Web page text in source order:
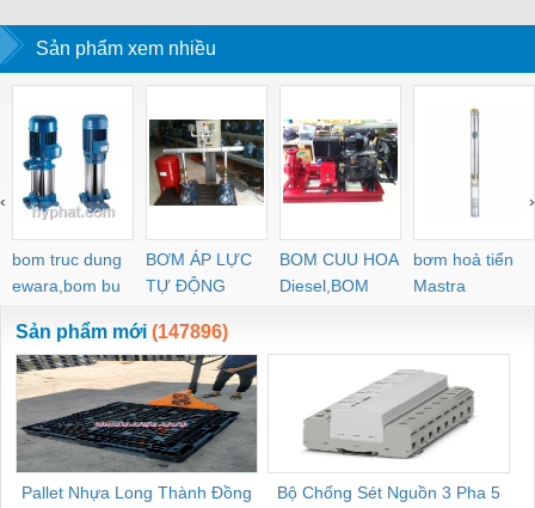
Sản phẩm xem nhiều
bom truc dung
ewara,bom bu
ewara
BƠM ÁP LỰC
TỰ ĐỘNG
BOM CUU HOA
Diesel,BOM
CHUA CHAY
bơm hoả tiển
Mastra
‹ ›
Sản phẩm mới (147896)
Pallet Nhựa Long Thành Đồng
Bộ Chống Sét Nguồn 3 Pha 5